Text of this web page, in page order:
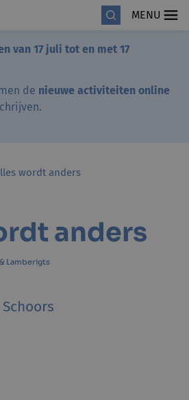
MENU
van 17 juli tot en met 17
de nieuwe activiteiten online
wordt anders
anders
Lamberigts